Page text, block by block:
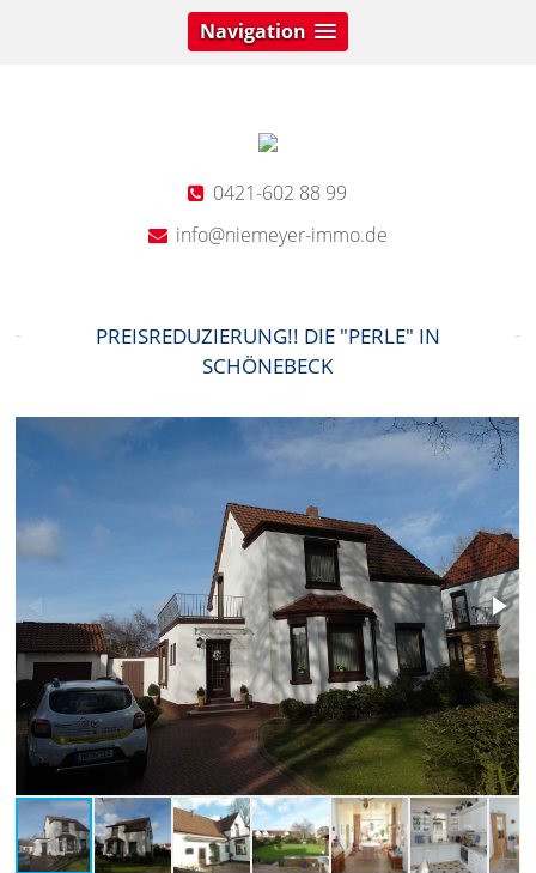
Navigation
0421-602 88 99
info@niemeyer-immo.de
PREISREDUZIERUNG!! DIE "PERLE" IN
SCHÖNEBECK